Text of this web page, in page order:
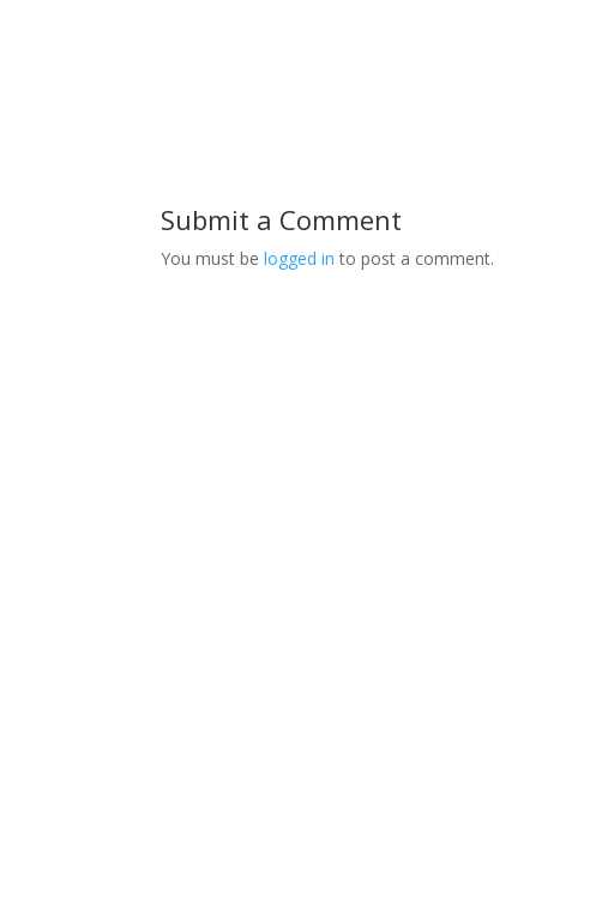
Submit a Comment
You must belogged in to post a comment.